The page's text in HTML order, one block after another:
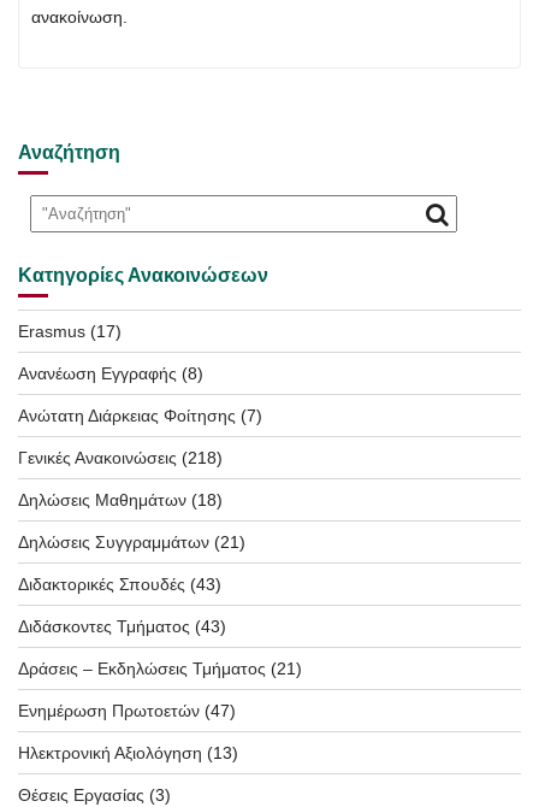
ανακοίνωση.
Αναζήτηση
Κατηγορίες Ανακοινώσεων
Erasmus (17)
Ανανέωση Εγγραφής (8)
Ανώτατη Διάρκειας Φοίτησης (7)
Γενικές Ανακοινώσεις (218)
Δηλώσεις Μαθημάτων (18)
Δηλώσεις Συγγραμμάτων (21)
Διδακτορικές Σπουδές (43)
Διδάσκοντες Τμήματος (43)
Δράσεις – Εκδηλώσεις Τμήματος (21)
Ενημέρωση Πρωτοετών (47)
Ηλεκτρονική Αξιολόγηση (13)
Θέσεις Εργασίας (3)